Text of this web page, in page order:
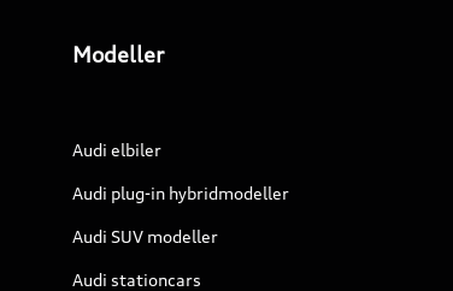
Modeller
Audi elbiler
Audi plug-in hybridmodeller
Audi SUV modeller
Audi stationcars